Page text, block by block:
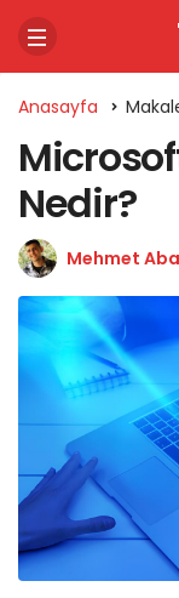
Anasayfa
Nedir?
Mehmet